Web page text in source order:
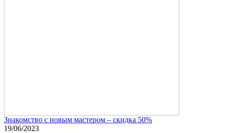
Знакомство с новым мастером – скидка 50%
19/06/2023